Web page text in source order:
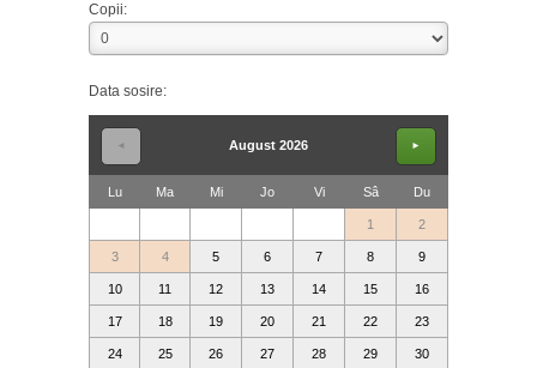
Copii:
Data sosire:
◄ ►
August 2026
Lu Ma Mi Jo Vi Sâ Du
1 2
3 4 5 6 7 8 9
10 11 12 13 14 15 16
17 18 19 20 21 22 23
24 25 26 27 28 29 30